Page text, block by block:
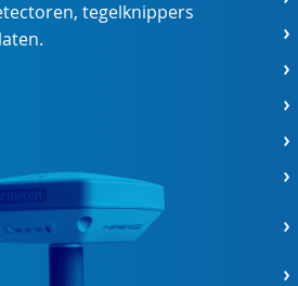
, tegelknippers
.